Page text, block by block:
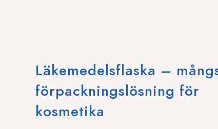
Läkemedelsflaska –
förpackningslösning för
kosmetika